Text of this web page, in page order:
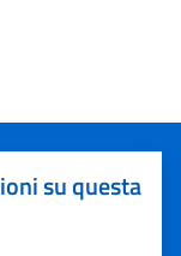
su questa